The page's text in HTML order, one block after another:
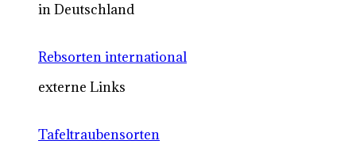
in Deutschland
Rebsorten international
externe Links
Tafeltraubensorten